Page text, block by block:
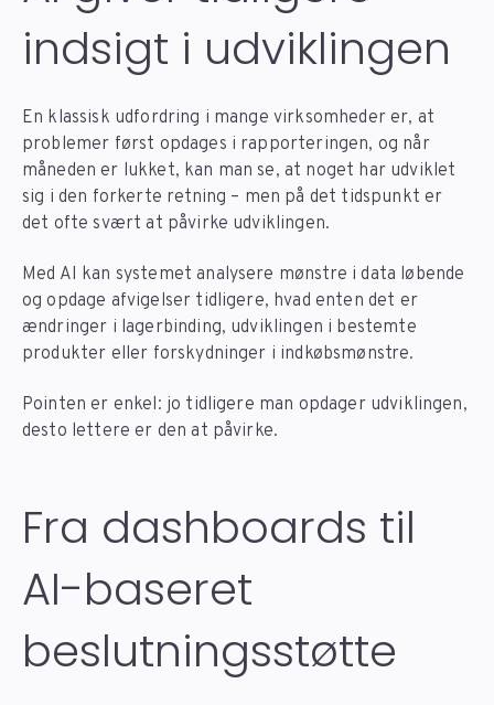
indsigt i udviklingen
En klassisk udfordring i mange virksomheder er, at
problemer først opdages i rapporteringen, og når
måneden er lukket, kan man se, at noget har udviklet
sig i den forkerte retning – men på det tidspunkt er
det ofte svært at påvirke udviklingen.
Med AI kan systemet analysere mønstre i data løbende
og opdage afvigelser tidligere, hvad enten det er
ændringer i lagerbinding, udviklingen i bestemte
produkter eller forskydninger i indkøbsmønstre.
Pointen er enkel: jo tidligere man opdager udviklingen,
desto lettere er den at påvirke.
Fra dashboards til
AI-baseret
beslutningsstøtte